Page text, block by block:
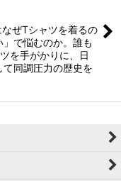
ぜTシャツを着るの
で悩むのか。誰も
を手がかりに、日
同調圧力の歴史を